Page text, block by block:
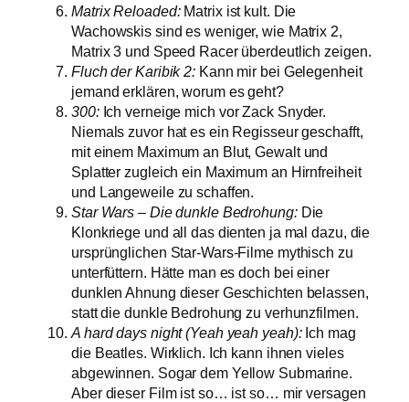
Matrix Reloaded:Matrix ist kult. Die
Wachowskis sind es weniger, wie Matrix 2,
Matrix 3 und Speed Racer überdeutlich zeigen.
Fluch der Karibik 2: Kann mir bei Gelegenheit
jemand erklären, worum es geht?
300:Ich verneige mich vor Zack Snyder.
Niemals zuvor hat es ein Regisseur geschafft,
mit einem Maximum an Blut, Gewalt und
Splatter zugleich ein Maximum an Hirnfreiheit
und Langeweile zu schaffen.
Star Wars – Die dunkle Bedrohung:Die
Klonkriege und all das dienten ja mal dazu, die
ursprünglichen Star-Wars-Filme mythisch zu
unterfüttern. Hätte man es doch bei einer
dunklen Ahnung dieser Geschichten belassen,
statt die dunkle Bedrohung zu verhunzfilmen.
A hard days night (Yeah yeah yeah):Ich mag
die Beatles. Wirklich. Ich kann ihnen vieles
abgewinnen. Sogar dem Yellow Submarine.
Aber dieser Film ist so… ist so… mir versagen